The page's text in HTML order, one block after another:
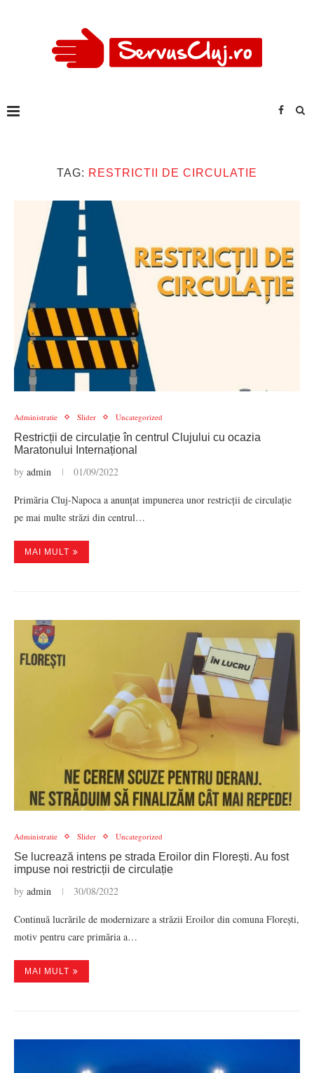
TAG: RESTRICTII DE CIRCULATIE
Administratie Slider Uncategorized
Restricții de circulație în centrul Clujului cu ocazia
Maratonului Internațional
by admin 01/09/2022
Primăria Cluj-Napoca a anunțat impunerea unor restricții de circulație
pe mai multe străzi din centrul…
MAI MULT
Administratie Slider Uncategorized
Se lucrează intens pe strada Eroilor din Florești. Au fost
impuse noi restricții de circulație
by admin 30/08/2022
Continuă lucrările de modernizare a străzii Eroilor din comuna Florești,
motiv pentru care primăria a…
MAI MULT